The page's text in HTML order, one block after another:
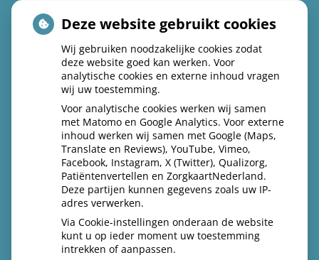
(033) 253 43 07
Spoed: kies 1
info@praktijkparklaan.nl
Volg ons op facebook
Deze website gebruikt cookies
Wij gebruiken noodzakelijke cookies zodat
deze website goed kan werken. Voor
analytische cookies en externe inhoud vragen
wij uw toestemming.
Voor analytische cookies werken wij samen
met Matomo en Google Analytics. Voor externe
inhoud werken wij samen met Google (Maps,
Translate en Reviews), YouTube, Vimeo,
Facebook, Instagram, X (Twitter), Qualizorg,
Patiëntenvertellen en ZorgkaartNederland.
Deze partijen kunnen gegevens zoals uw IP-
adres verwerken.
Via Cookie-instellingen onderaan de website
kunt u op ieder moment uw toestemming
intrekken of aanpassen.